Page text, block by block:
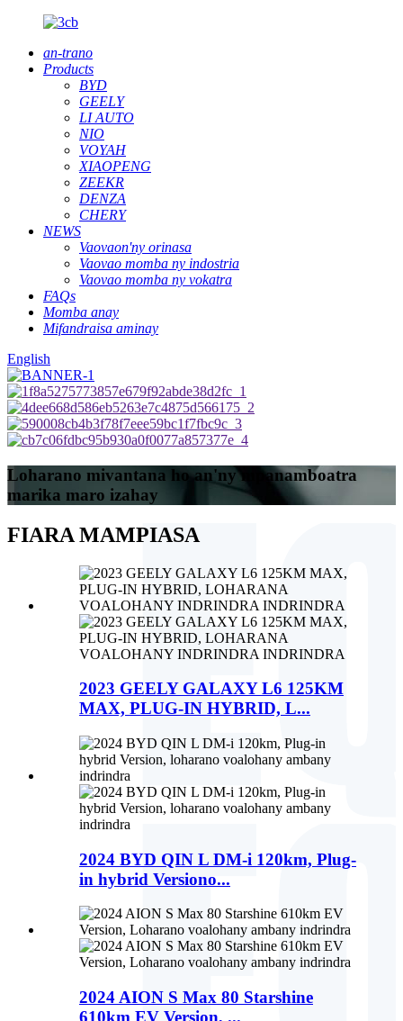
an-trano
Products
BYD
GEELY
LI AUTO
NIO
VOYAH
XIAOPENG
ZEEKR
DENZA
CHERY
NEWS
Vaovaon'ny orinasa
Vaovao momba ny indostria
Vaovao momba ny vokatra
FAQs
Momba anay
Mifandraisa aminay
English
Loharano mivantana ho an'ny mpanamboatra
marika maro izahay
FIARA MAMPIASA
2023 GEELY GALAXY L6 125KM
MAX, PLUG-IN HYBRID, L...
2024 BYD QIN L DM-i 120km, Plug-
in hybrid Versiono...
2024 AION S Max 80 Starshine
610km EV Version, ...